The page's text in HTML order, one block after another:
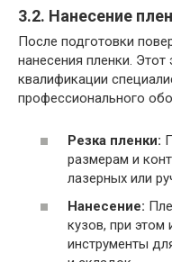
3.2. Нанесение
После подготовки
нанесения пленки. Этот
квалификации
профессионального
Резка пленки:
размерам и
лазерных или
Нанесение:
кузов, при этом
инструменты